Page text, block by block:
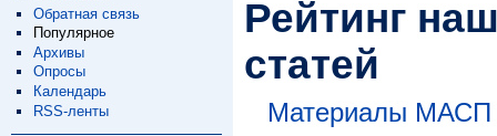
Обратная связь
Популярное
Архивы
Опросы
Календарь
RSS-ленты
Рейтинг
статей
Материалы МАСП